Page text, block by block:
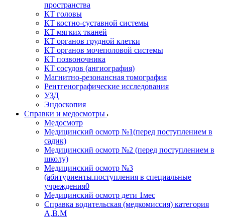
пространства
КТ головы
КТ костно-суставной системы
КТ мягких тканей
КТ органов грудной клетки
КТ органов мочеполовой системы
КТ позвоночника
КТ сосудов (ангиография)
Магнитно-резонансная томография
Рентгенографические исследования
УЗД
Эндоскопия
Справки и медосмотры
Медосмотр
Медицинский осмотр №1(перед поступлением в
садик)
Медицинский осмотр №2 (перед поступлением в
школу)
Медицинский осмотр №3
(абитуриенты.поступления в специальные
учреждения0
Медицинский осмотр дети 1мес
Справка водительская (медкомиссия) категория
А,В.М